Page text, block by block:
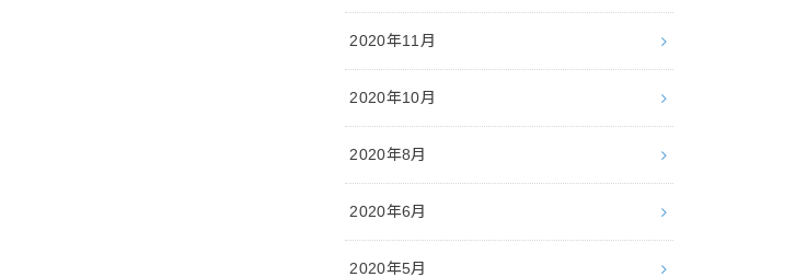
2020年11月
2020年10月
2020年8月
2020年6月
2020年5月